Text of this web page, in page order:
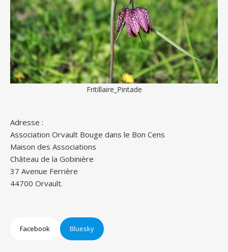
Fritillaire_Pintade
Adresse :
Association Orvault Bouge dans le Bon Cens
Maison des Associations
Château de la Gobinière
37 Avenue Ferrière
44700 Orvault.
Facebook Bluesky